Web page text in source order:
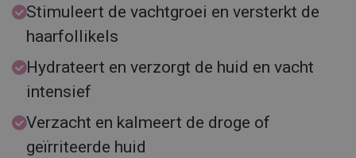
Stimuleert de vachtgroei en versterkt de
haarfollikels
Hydrateert en verzorgt de huid en vacht
intensief
Verzacht en kalmeert de droge of
geïrriteerde huid